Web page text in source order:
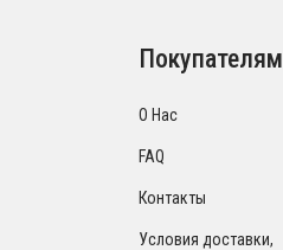
Покупателям
О Нас
FAQ
Контакты
Условия доставки,